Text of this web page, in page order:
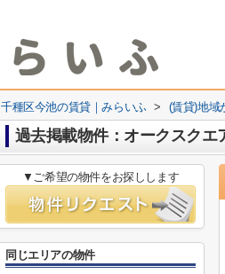
千種区今池の賃貸｜みらいふ > (賃貸)地域
過去掲載物件：オークスクエ
▼ご希望の物件をお探しします
同じエリアの物件